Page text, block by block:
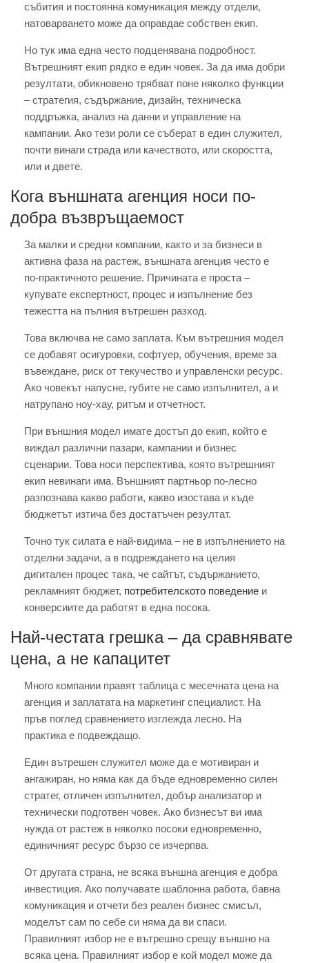
събития и постоянна комуникация между отдели,
натоварването може да оправдае собствен екип.
Но тук има една често подценявана подробност.
Вътрешният екип рядко е един човек. За да има добри
резултати, обикновено трябват поне няколко функции
– стратегия, съдържание, дизайн, техническа
поддръжка, анализ на данни и управление на
кампании. Ако тези роли се съберат в един служител,
почти винаги страда или качеството, или скоростта,
или и двете.
Кога външната агенция носи по-
добра възвръщаемост
За малки и средни компании, както и за бизнеси в
активна фаза на растеж, външната агенция често е
по-практичното решение. Причината е проста –
купувате експертност, процес и изпълнение без
тежестта на пълния вътрешен разход.
Това включва не само заплата. Към вътрешния модел
се добавят осигуровки, софтуер, обучения, време за
въвеждане, риск от текучество и управленски ресурс.
Ако човекът напусне, губите не само изпълнител, а и
натрупано ноу-хау, ритъм и отчетност.
При външния модел имате достъп до екип, който е
виждал различни пазари, кампании и бизнес
сценарии. Това носи перспектива, която вътрешният
екип невинаги има. Външният партньор по-лесно
разпознава какво работи, какво изостава и къде
бюджетът изтича без достатъчен резултат.
Точно тук силата е най-видима – не в изпълнението на
отделни задачи, а в подреждането на целия
дигитален процес така, че сайтът, съдържанието,
рекламният бюджет, потребителското поведение и
конверсиите да работят в една посока.
Най-честата грешка – да сравнявате
цена, а не капацитет
Много компании правят таблица с месечната цена на
агенция и заплатата на маркетинг специалист. На
пръв поглед сравнението изглежда лесно. На
практика е подвеждащо.
Един вътрешен служител може да е мотивиран и
ангажиран, но няма как да бъде едновременно силен
стратег, отличен изпълнител, добър анализатор и
технически подготвен човек. Ако бизнесът ви има
нужда от растеж в няколко посоки едновременно,
единичният ресурс бързо се изчерпва.
От другата страна, не всяка външна агенция е добра
инвестиция. Ако получавате шаблонна работа, бавна
комуникация и отчети без реален бизнес смисъл,
моделът сам по себе си няма да ви спаси.
Правилният избор не е вътрешно срещу външно на
всяка цена. Правилният избор е кой модел може да